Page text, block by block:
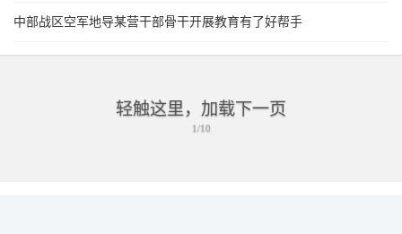
中部战区空军地导某营干部骨干开展教育有了好帮手
轻触这里，加载下一页
1/10